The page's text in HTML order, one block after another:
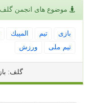
موضوع های انجمن گلف
بازی تیم المپیك
تیم ملی
ورزش
گلف: